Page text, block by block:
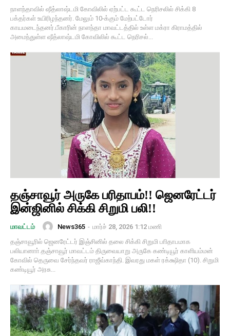
நாளந்தாவில் ஷீத்லாஷ்டமி கோவிலில் ஏற்பட்ட கூட்ட நெரிசலில் சிக்கி 8
பக்தர்கள் உயிரிழந்தனர். மேலும் 10-க்கும் மேற்பட்டோர்
காயமடைந்தனர்.பீகாரின் நாளந்தா மாவட்டத்தில் உள்ள மக்ரா கிராமத்தில்
அமைந்துள்ள ஷீத்லாஷ்டமி கோவிலில் கூட்ட நெரிசல்...
தஞ்சாவூர் அருகே பரிதாபம்!! ஜெனரேட்டர்
இன்ஜினில் சிக்கி சிறுமி பலி!!
மாவட்டம் News365 - மார்ச் 28, 2026 1:12 மணி
தஞ்சாவூரில் ஜெனரேட்டர் இஞ்சினில் தலை சிக்கி சிறுமி பாிதாபமாக
பலியானாா்.தஞ்சாவூர் மாவட்டம் திருவையாறு அருகே கண்டியூர் காளியம்மன்
கோவில் தெருவை சேர்ந்தவர் ராஜீவ்காந்தி. இவரது மகள் ரக்க்ஷிதா (10). சிறுமி
கண்டியூர் அரசு...